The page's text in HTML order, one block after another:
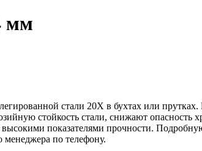
мм
стали 20Х в бухтах или
стойкость стали, снижают опасность
высокими показателями прочности.
менеджера по телефону.